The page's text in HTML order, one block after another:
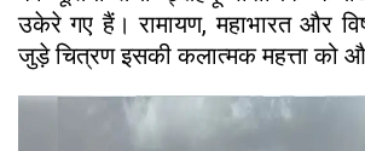
उकेरे गए हैं। रामायण, महाभारत और
जुड़े चित्रण इसकी कलात्मक महत्ता को